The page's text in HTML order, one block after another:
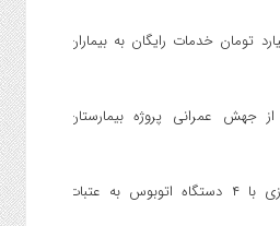
البرز ۲۰ میلیارد تومان خدمات رایگان به بیماران
جهش عمرانی پروژه بیمارستان
اعزام دانشجو‌معلمان البرزی با ۴ دستگاه اتوبوس به عتبات